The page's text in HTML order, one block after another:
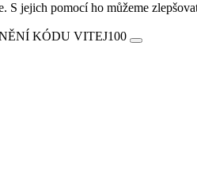
S jejich pomocí ho můžeme
KÓDU VITEJ100